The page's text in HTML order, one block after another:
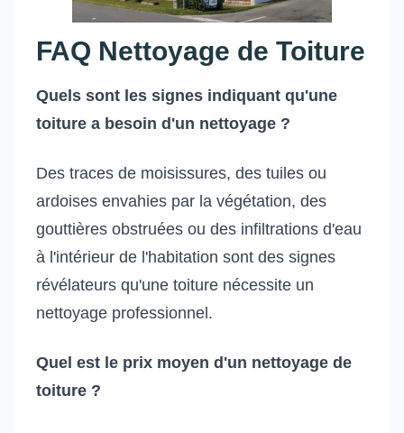
FAQ Nettoyage de Toiture
Quels sont les signes indiquant qu'une
toiture a besoin d'un nettoyage ?
Des traces de moisissures, des tuiles ou
ardoises envahies par la végétation, des
gouttières obstruées ou des infiltrations d'eau
à l'intérieur de l'habitation sont des signes
révélateurs qu'une toiture nécessite un
nettoyage professionnel.
Quel est le prix moyen d'un nettoyage de
toiture ?